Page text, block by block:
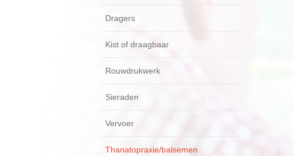
Dragers
Kist of draagbaar
Rouwdrukwerk
Sieraden
Vervoer
Thanatopraxie/balsemen